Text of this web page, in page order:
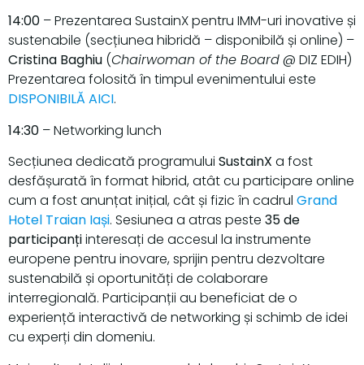
14:00 – Prezentarea SustainX pentru IMM-uri inovative și
sustenabile (secțiunea hibridă – disponibilă și online) –
Cristina Baghiu (Chairwoman of the Board@ DIZ EDIH)
Prezentarea folosită în timpul evenimentului este
DISPONIBILĂ AICI.
14:30 – Networking lunch
Secțiunea dedicată programului SustainX a fost
desfășurată în format hibrid, atât cu participare online
cum a fost anunțat inițial, cât și fizic în cadrul Grand
Hotel Traian Iași. Sesiunea a atras peste 35 de
participanțiinteresați de accesul la instrumente
europene pentru inovare, sprijin pentru dezvoltare
sustenabilă și oportunități de colaborare
interregională. Participanții au beneficiat de o
experiență interactivă de networking și schimb de idei
cu experți din domeniu.